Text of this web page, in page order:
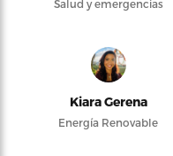
Salud y emergencias
Kiara Gerena
Energía Renovable